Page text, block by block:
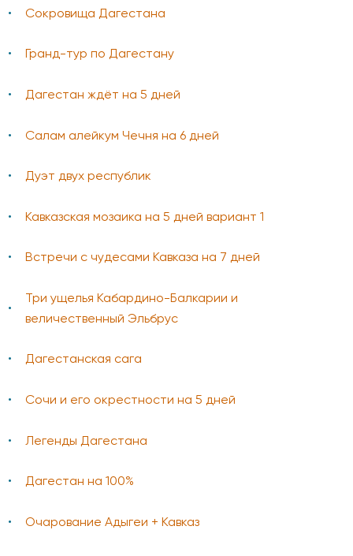
Сокровища Дагестана
Гранд-тур по Дагестану
Дагестан ждёт на 5 дней
Салам алейкум Чечня на 6 дней
Дуэт двух республик
Кавказская мозаика на 5 дней вариант 1
Встречи с чудесами Кавказа на 7 дней
Три ущелья Кабардино-Балкарии и
величественный Эльбрус
Дагестанская сага
Сочи и его окрестности на 5 дней
Легенды Дагестана
Дагестан на 100%
Очарование Адыгеи + Кавказ